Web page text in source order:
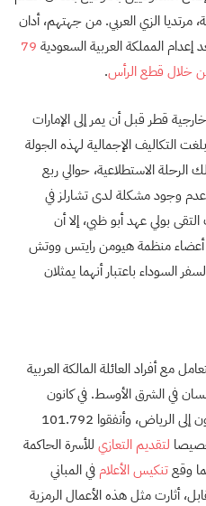
مرتديا الزي العربي. من جهتهم، أدان
المملكة العربية السعودية 79
خلال قطع الرأس.
قطر قبل أن يمر إلى الإمارات
التكاليف الإجمالية لهذه الجولة
الاستطلاعية، حوالي ربع
وجود مشكلة لدى تشارلز في
بولي عهد أبو ظبي، إلا أن
منظمة هيومن رايتس ووتش
باعتبار أنهما يمثلان
في التعامل مع أفراد العائلة المالكة العربية
في الشرق الأوسط. في كانون
الثاني/ يناير، هرع تشارلز وديفيد كاميرون إلى الرياض، وأنفقوا 101.792
لتقديم التعازي للأسرة الحاكمة
وقعتنكيس الأعلام في المباني
أثارت مثل هذه الأعمال الرمزية